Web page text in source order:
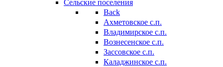
Сельские поселения
Back
Ахметовское с.п.
Владимирское с.п.
Вознесенское с.п.
Зассовское с.п.
Каладжинское с.п.